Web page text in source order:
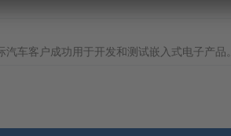
汽车客户成功用于开发和测试嵌入式电子产品。